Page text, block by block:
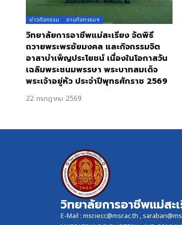
ข่าวกิจกรรม งานกิจกรรมฯ
วิทยาลัยการอาชีพแม่สะเรียง จัดพิธี
ถวายพระพรชัยมงคล และกิจกรรมจิต
อาสาบำเพ็ญประโยชน์ เนื่องในโอกาสวัน
เฉลิมพระชนมพรรษา พระบาทสมเด็จ
พระเจ้าอยู่หัว ประจำปีพุทธศักราช 2569
22 กรกฎาคม 2569
วิทยาลัยการอาชีพแม่สะ
E-Mail : msr.iecc@msr.ac.th ,